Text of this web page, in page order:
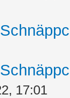
17:01